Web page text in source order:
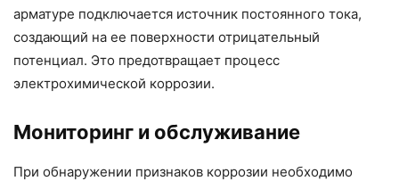
арматуре подключается источник постоянного тока,
создающий на ее поверхности отрицательный
потенциал. Это предотвращает процесс
электрохимической коррозии.
Мониторинг и обслуживание
При обнаружении признаков коррозии необходимо